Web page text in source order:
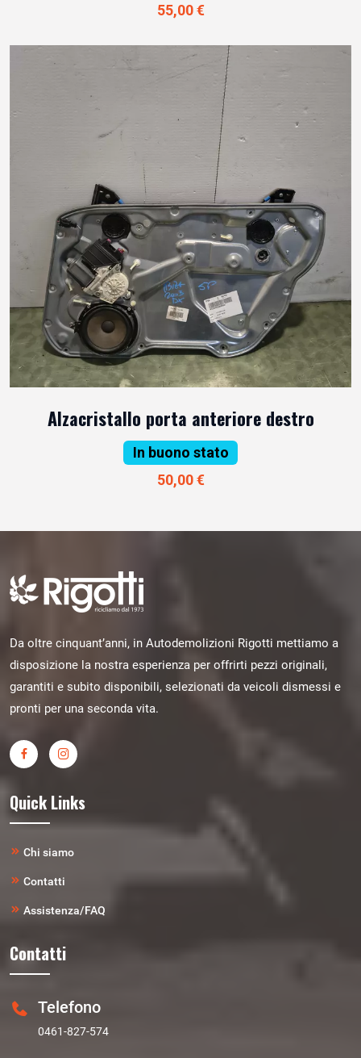
55,00 €
Alzacristallo porta anteriore destro
In buono stato
50,00 €
Da oltre cinquant’anni, in Autodemolizioni Rigotti mettiamo a
disposizione la nostra esperienza per offrirti pezzi originali,
garantiti e subito disponibili, selezionati da veicoli dismessi e
pronti per una seconda vita.
Quick Links
Chi siamo
Contatti
Assistenza/FAQ
Contatti
Telefono
0461-827-574